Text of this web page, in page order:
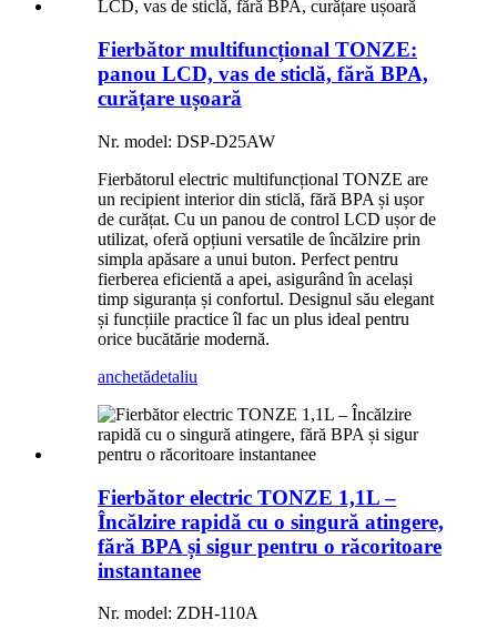
Fierbător multifuncțional TONZE:
panou LCD, vas de sticlă, fără BPA,
curățare ușoară
Nr. model: DSP-D25AW
Fierbătorul electric multifuncțional TONZE are
un recipient interior din sticlă, fără BPA și ușor
de curățat. Cu un panou de control LCD ușor de
utilizat, oferă opțiuni versatile de încălzire prin
simpla apăsare a unui buton. Perfect pentru
fierberea eficientă a apei, asigurând în același
timp siguranța și confortul. Designul său elegant
și funcțiile practice îl fac un plus ideal pentru
orice bucătărie modernă.
anchetădetaliu
Fierbător electric TONZE 1,1L –
Încălzire rapidă cu o singură atingere,
fără BPA și sigur pentru o răcoritoare
instantanee
Nr. model: ZDH-110A